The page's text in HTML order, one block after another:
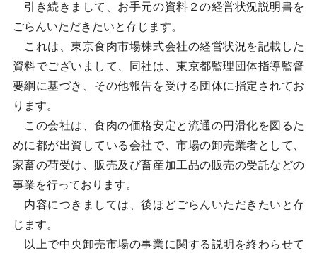
引き続きまして、お手元の資料２の経営状況説明書を
ごらんいただきたいと存じます。
これは、東京食肉市場株式会社の経営状況を記載した
資料でございまして、同社は、東京都監理団体指導監督
要綱に基づき、その他報告を受ける団体に指定されてお
ります。
この会社は、食肉の価格安定と流通の円滑化を図るた
めに都が出資している会社で、市場の卸売業者として、
家畜の荷受け、販売及び畜産加工品の販売の受託などの
事業を行っております。
内容につきましては、後ほどごらんいただきたいと存
じます。
以上で中央卸売市場の事業に関する説明を終わらせて